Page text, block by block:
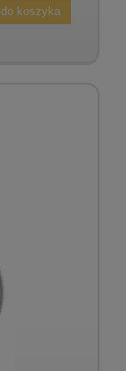
do koszyka